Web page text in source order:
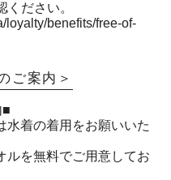
ださい。
loyalty/benefits/free-of-
ご案内＞
■
水着の着用をお願いいた
ルを無料でご用意してお